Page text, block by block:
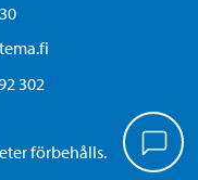
302
förbehålls.